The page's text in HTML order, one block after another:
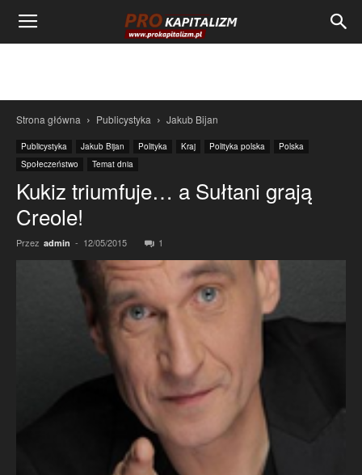
Strona główna Publicystyka Jakub Bijan
Publicystyka Jakub Bijan Polityka Kraj Polityka polska
Polska
Społeczeństwo
Temat dnia
Kukiz triumfuje… a Sułtani grają
Creole!
Przez admin - 12/05/2015 1